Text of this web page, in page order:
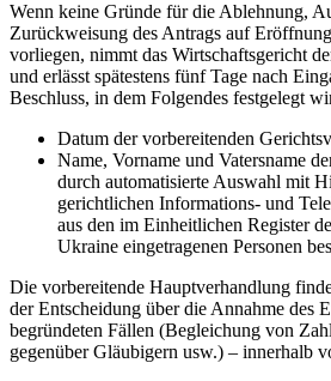
Wenn keine Gründe für die Ablehnung,
Zurückweisung des Antrags auf
vorliegen, nimmt das Wirtschaftsgericht
und erlässt spätestens fünf Tage nach
Beschluss, in dem Folgendes festgelegt
Datum der vorbereitenden
Name, Vorname und Vatersname
durch automatisierte Auswahl mit
gerichtlichen Informations- und
aus den im Einheitlichen Register
Ukraine eingetragenen Personen
Die vorbereitende Hauptverhandlung
der Entscheidung über die Annahme des
begründeten Fällen (Begleichung von
gegenüber Gläubigern usw.) – innerhalb